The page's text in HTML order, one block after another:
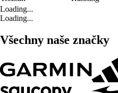
Loading...
Loading...
Všechny naše značky